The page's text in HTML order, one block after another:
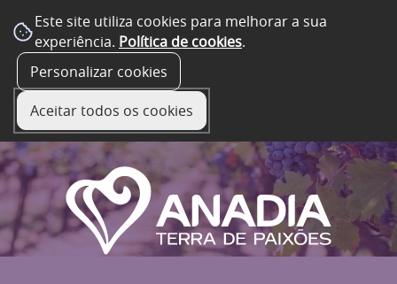
Este site utiliza cookies para melhorar a sua
experiência. Política de cookies.
Personalizar cookies
Aceitar todos os cookies